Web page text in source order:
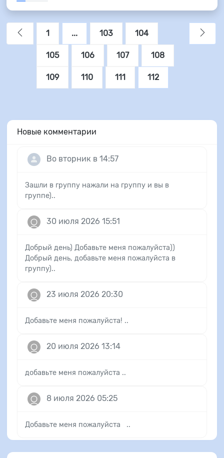
1 ... 103 104
105 106 107 108
109 110 111 112
Новые комментарии
Во вторник в 14:57
Зашли в группу нажали на группу и вы в
группе)..
30 июля 2026 15:51
Добрый день) Добавьте меня пожалуйста))
Добрый день, добавьте меня пожалуйста в
группу)..
23 июля 2026 20:30
Добавьте меня пожалуйста! ..
20 июля 2026 13:14
добавьте меня пожалуйста ..
8 июля 2026 05:25
Добавьте меня пожалуйста ..